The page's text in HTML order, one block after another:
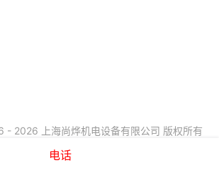
2026 上海尚烨机电设备有限公司 版权所有
电话